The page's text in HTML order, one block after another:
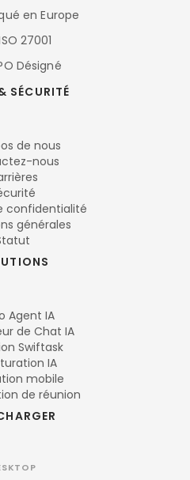
en Europe
27001
Désigné
SÉCURITÉ
de nous
nous
confidentialité
générales
Agent IA
de Chat IA
Swiftask
IA
mobile
de réunion